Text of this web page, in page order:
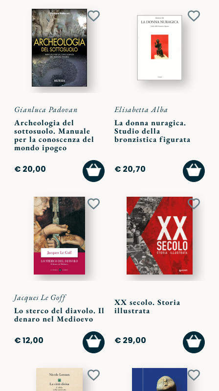
Aggiungi
Gianluca Padovan
Archeologia del
sottosuolo. Manuale
per la conoscenza del
mondo ipogeo
€ 20,00
AGGIUNGI
AL
CARRELLO
Elisabetta Alba
La donna nuragica.
Studio della
bronzistica figurata
€ 20,70
AL
Aggiungi
Jacques Le Goff
Lo sterco del diavolo. Il
denaro nel Medioevo
€ 12,00
AGGIUNGI
AL
CARRELLO
XX secolo. Storia
illustrata
€ 29,00
AL
Aggiungi